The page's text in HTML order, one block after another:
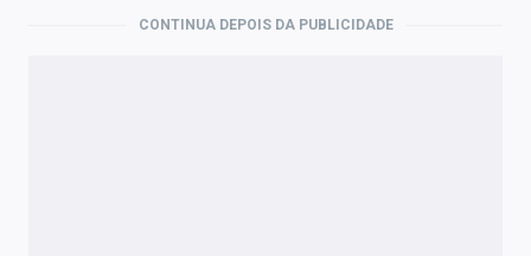
CONTINUA DEPOIS DA PUBLICIDADE